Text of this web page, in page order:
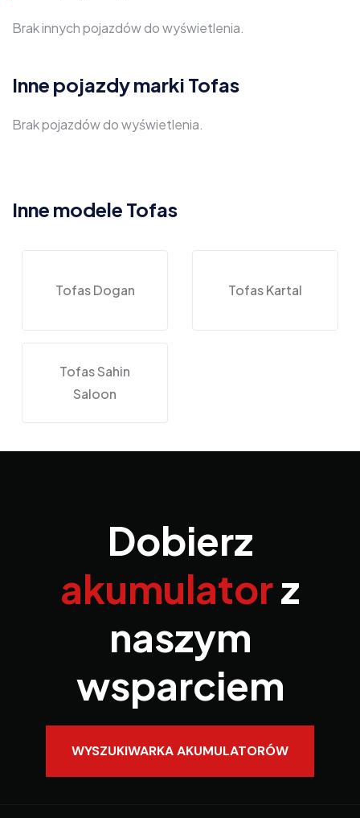
Brak innych pojazdów do wyświetlenia.
Inne pojazdy marki Tofas
Brak pojazdów do wyświetlenia.
Inne modele Tofas
Tofas Dogan Tofas Kartal
Tofas Sahin
Saloon
Dobierz
akumulatorz
naszym
wsparciem
WYSZUKIWARKA AKUMULATORÓW